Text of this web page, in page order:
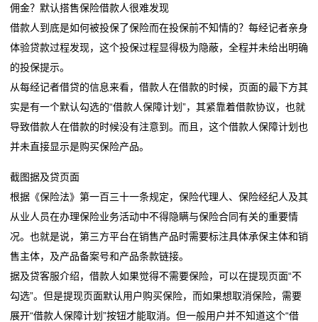
佣金？默认搭售保险借款人很难发现
借款人到底是如何被投保了保险而在投保前不知情的？每经记者亲身
体验贷款过程发现，这个投保过程显得极为隐蔽，全程并未给出明确
的投保提示。
从每经记者借贷的信息来看，借款人在借款的时候，页面的最下方其
实是有一个默认勾选的“借款人保障计划”，其紧靠着借款协议，也就
导致借款人在借款的时候没有注意到。而且，这个借款人保障计划也
并未直接显示是购买保险产品。
截图据及贷页面
根据《保险法》第一百三十一条规定，保险代理人、保险经纪人及其
从业人员在办理保险业务活动中不得隐瞒与保险合同有关的重要情
况。也就是说，第三方平台在销售产品时需要标注具体承保主体和销
售主体，及产品备案号和产品条款链接。
据及贷客服介绍，借款人如果觉得不需要保险，可以在提现页面“不
勾选”。但是提现页面默认用户购买保险，而如果想取消保险，需要
展开“借款人保障计划”按钮才能取消。但一般用户并不知道这个“借